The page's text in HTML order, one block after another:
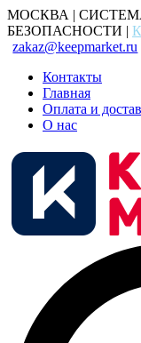
МОСКВА |
БЕЗОПАСНОСТИ |
zakaz@keepmarket.ru
Контакты
Главная
Оплата и
О нас